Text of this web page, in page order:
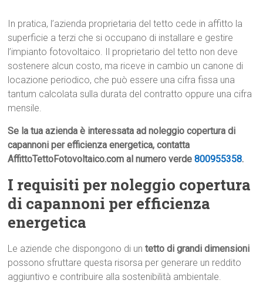
In pratica, l’azienda proprietaria del tetto cede in affitto la
superficie a terzi che si occupano di installare e gestire
l’impianto fotovoltaico. Il proprietario del tetto non deve
sostenere alcun costo, ma riceve in cambio un canone di
locazione periodico, che può essere una cifra fissa una
tantum calcolata sulla durata del contratto oppure una cifra
mensile.
Se la tua azienda è interessata ad noleggio copertura di
capannoni per efficienza energetica, contatta
AffittoTettoFotovoltaico.com al numero verde800955358.
I requisiti per noleggio copertura
di capannoni per efficienza
energetica
Le aziende che dispongono di untetto di grandi dimensioni
possono sfruttare questa risorsa per generare un reddito
aggiuntivo e contribuire alla sostenibilità ambientale.